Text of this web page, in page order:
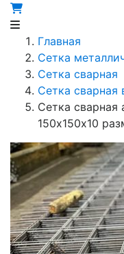
Главная
Сетка
Сетка сварная
Сетка сварная
Сетка сварная
150х150х10